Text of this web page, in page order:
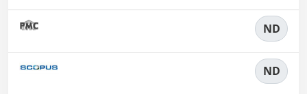
ND
ND